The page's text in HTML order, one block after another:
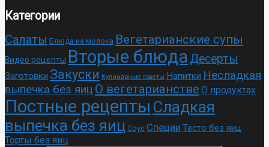
Категории
Cалаты Блюда из молока Вегетарианские супы
Видео рецепты Вторые блюда Десерты
Заготовки Закуски Кулинарные советы Напитки Несладкая
выпечка без яиц О вегетарианстве О продуктах
Постные рецепты Сладкая
выпечка без яиц Соус Специи Тесто без яиц
Торты без яиц